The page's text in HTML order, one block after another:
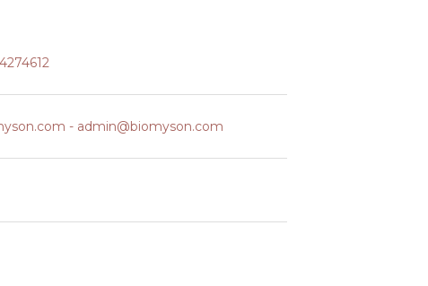
- admin@biomyson.com